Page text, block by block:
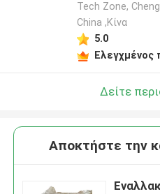
Tech Zone,
China ,Κίνα
5.0
Ελεγχμένος
Δείτε
Αποκτήστε την